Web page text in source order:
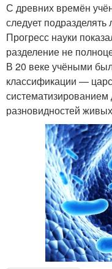
С древних времён
следует
Прогресс науки
разделение не
В 20 веке учёными
классификации —
разновидностей